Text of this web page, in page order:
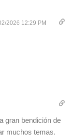
2026 12:29 PM
gran bendición de
muchos temas.